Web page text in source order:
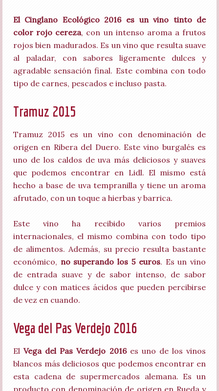
El Cinglano Ecológico 2016 es un vino tinto de
color rojo cereza, con un intenso aroma a frutos
rojos bien madurados. Es un vino que resulta suave
al paladar, con sabores ligeramente dulces y
agradable sensación final. Este combina con todo
tipo de carnes, pescados e incluso pasta.
Tramuz 2015
Tramuz 2015 es un vino con denominación de
origen en Ribera del Duero. Este vino burgalés es
uno de los caldos de uva más deliciosos y suaves
que podemos encontrar en Lidl. El mismo está
hecho a base de uva tempranilla y tiene un aroma
afrutado, con un toque a hierbas y barrica.
Este vino ha recibido varios premios
internacionales, el mismo combina con todo tipo
de alimentos. Además, su precio resulta bastante
económico, no superando los 5 euros. Es un vino
de entrada suave y de sabor intenso, de sabor
dulce y con matices ácidos que pueden percibirse
de vez en cuando.
Vega del Pas Verdejo 2016
ElVega del Pas Verdejo 2016es uno de los vinos
blancos más deliciosos que podemos encontrar en
esta cadena de supermercados alemana. Es un